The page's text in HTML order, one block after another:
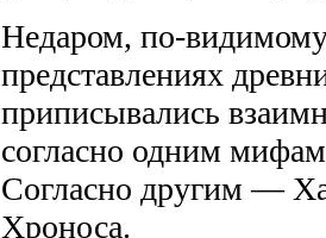
Недаром, по-
представлениях
приписывались
согласно одним
Согласно другим —
Хроноса.